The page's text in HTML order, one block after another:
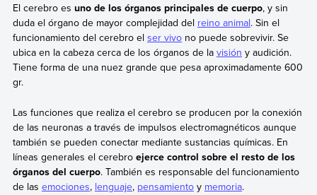
El cerebro es uno de los órganos principales de cuerpo, y sin
duda el órgano de mayor complejidad del reino animal. Sin el
funcionamiento del cerebro el ser vivono puede sobrevivir. Se
ubica en la cabeza cerca de los órganos de la visión y audición.
Tiene forma de una nuez grande que pesa aproximadamente 600
gr.
Las funciones que realiza el cerebro se producen por la conexión
de las neuronas a través de impulsos electromagnéticos aunque
también se pueden conectar mediante sustancias químicas. En
líneas generales el cerebro ejerce control sobre el resto de los
órganos del cuerpo. También es responsable del funcionamiento
de las emociones, lenguaje, pensamientoy memoria.